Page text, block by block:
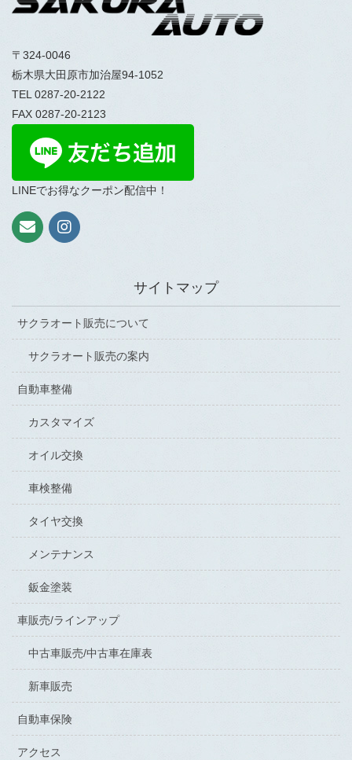
〒324-0046
栃木県大田原市加治屋94-1052
TEL 0287-20-2122
FAX 0287-20-2123
LINEでお得なクーポン配信中！
サイトマップ
サクラオート販売について
サクラオート販売の案内
自動車整備
カスタマイズ
オイル交換
車検整備
タイヤ交換
メンテナンス
鈑金塗装
車販売/ラインアップ
中古車販売/中古車在庫表
新車販売
自動車保険
アクセス